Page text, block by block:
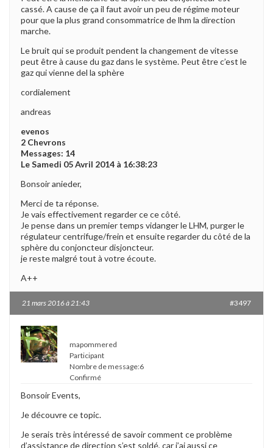
cassé. A cause de ça il faut avoir un peu de régime moteur
pour que la plus grand consommatrice de lhm la direction
marche.
Le bruit qui se produit pendent la changement de vitesse
peut être à cause du gaz dans le système. Peut être c’est le
gaz qui vienne del la sphère
cordialement
andreas
evenos
2 Chevrons
Messages: 14
Le Samedi 05 Avril 2014 à 16:38:23
Bonsoir anieder,
Merci de ta réponse.
Je vais effectivement regarder ce ce côté.
Je pense dans un premier temps vidanger le LHM, purger le
régulateur centrifuge/frein et ensuite regarder du côté de la
sphère du conjoncteur disjoncteur.
je reste malgré tout à votre écoute.
A++
21 mars 2016 à 21:43 #3497
mapommered
Participant
Nombre de message:6
Confirmé
Bonsoir Events,
Je découvre ce topic.
Je serais très intéressé de savoir comment ce problème
d’assistance de direction s’est soldé, car j’ai aussi ce